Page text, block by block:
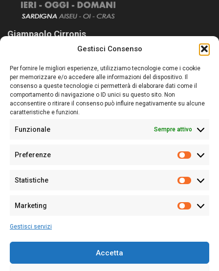
Gestisci Consenso
Per fornire le migliori esperienze, utilizziamo tecnologie come i cookie
per memorizzare e/o accedere alle informazioni del dispositivo. Il
consenso a queste tecnologie ci permetterà di elaborare dati come il
comportamento di navigazione o ID unici su questo sito. Non
acconsentire o ritirare il consenso può influire negativamente su alcune
caratteristiche e funzioni.
Funzionale Sempre attivo
Preferenze
Statistiche
Marketing
Gestisci servizi
Accetta
Giampaolo Cirronis
Sardegna Ieri-Oggi-Domani nasce per informare “liberamente” i
lettori su quanto accade in Sardegna, con un occhio rivolto al
nostro passato e, soprattutto, al nostro futuro
Follow Us
Sede:Via Cristoforo Colombo 09013 Carbonia
Partita IVA02270380922
128/2020 del 10/02/2020
Per la Pubblicità: